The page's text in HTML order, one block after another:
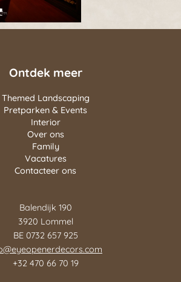
Ontdek meer
Themed Landscaping
Pretparken & Events
Interior
Over ons
Family
Vacatures
Contacteer ons
Balendijk 190
3920 Lommel
BE 0732 657 925
+32 470 66 70 19